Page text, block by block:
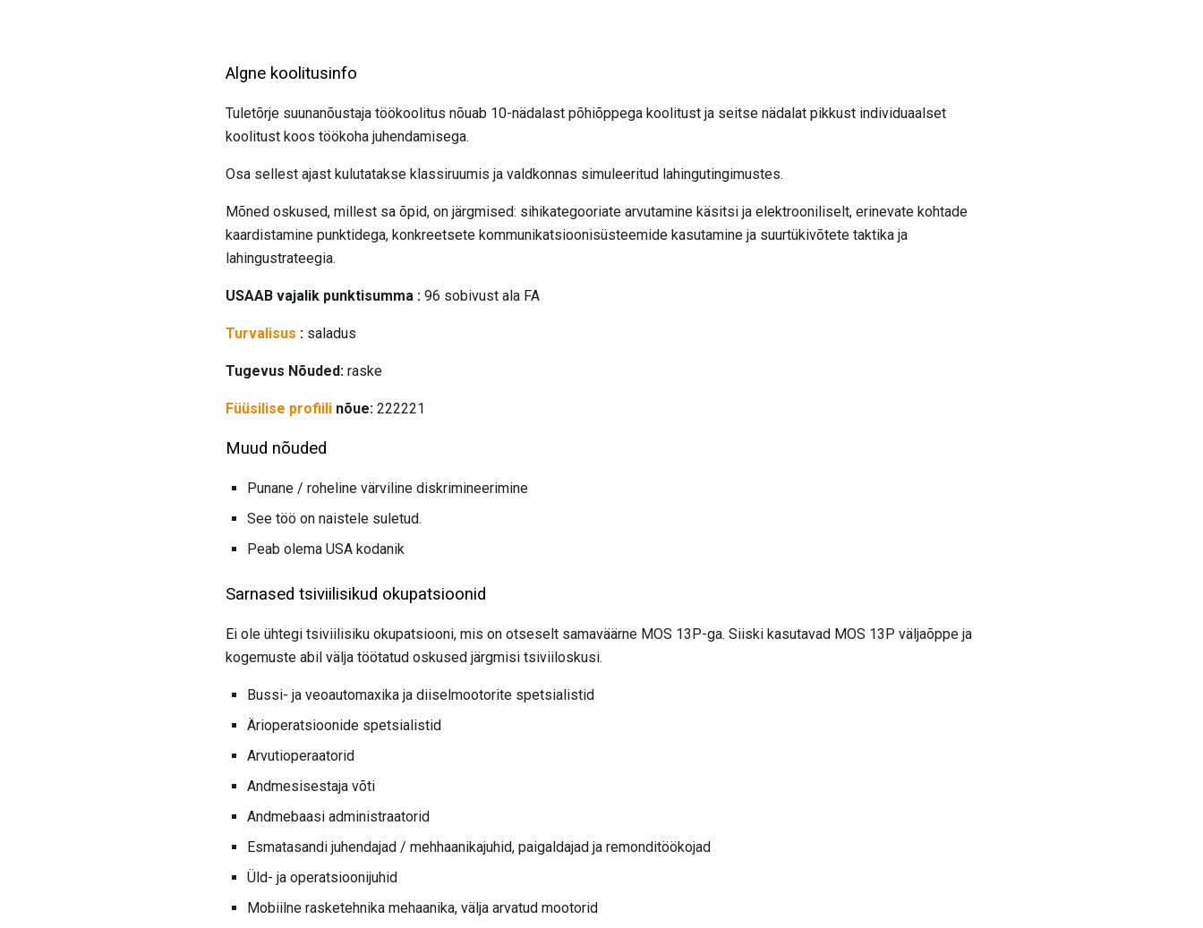
Algne koolitusinfo
Tuletõrje suunanõustaja töökoolitus nõuab 10-nädalast põhiõppega koolitust ja seitse nädalat pikkust individuaalset
koolitust koos töökoha juhendamisega.
Osa sellest ajast kulutatakse klassiruumis ja valdkonnas simuleeritud lahingutingimustes.
Mõned oskused, millest sa õpid, on järgmised: sihikategooriate arvutamine käsitsi ja elektrooniliselt, erinevate kohtade
kaardistamine punktidega, konkreetsete kommunikatsioonisüsteemide kasutamine ja suurtükivõtete taktika ja
lahingustrateegia.
USAAB vajalik punktisumma : 96 sobivust ala FA
Turvalisus : saladus
Tugevus Nõuded: raske
Füüsilise profiili nõue: 222221
Muud nõuded
Punane / roheline värviline diskrimineerimine
See töö on naistele suletud.
Peab olema USA kodanik
Sarnased tsiviilisikud okupatsioonid
Ei ole ühtegi tsiviilisiku okupatsiooni, mis on otseselt samaväärne MOS 13P-ga. Siiski kasutavad MOS 13P väljaõppe ja
kogemuste abil välja töötatud oskused järgmisi tsiviiloskusi.
Bussi- ja veoautomaxika ja diiselmootorite spetsialistid
Ärioperatsioonide spetsialistid
Arvutioperaatorid
Andmesisestaja võti
Andmebaasi administraatorid
Esmatasandi juhendajad / mehhaanikajuhid, paigaldajad ja remonditöökojad
Üld- ja operatsioonijuhid
Mobiilne rasketehnika mehaanika, välja arvatud mootorid